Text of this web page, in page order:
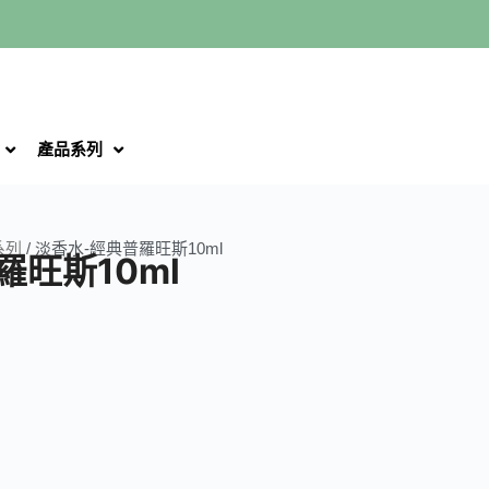
產品系列
列/ 淡香水-經典普羅旺斯10ml
旺斯10ml